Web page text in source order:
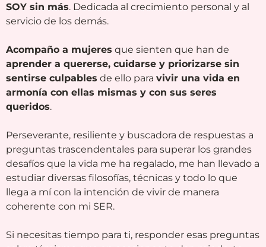
SOY sin más. Dedicada al crecimiento personal y al
servicio de los demás.
Acompaño a mujeres que sienten que han de
aprender a quererse, cuidarse y priorizarse sin
sentirse culpables de ello para vivir una vida en
armonía con ellas mismas y con sus seres
queridos.
Perseverante, resiliente y buscadora de respuestas a
preguntas trascendentales para superar los grandes
desafíos que la vida me ha regalado, me han llevado a
estudiar diversas filosofías, técnicas y todo lo que
llega a mí con la intención de vivir de manera
coherente con mi SER.
Si necesitas tiempo para ti, responder esas preguntas